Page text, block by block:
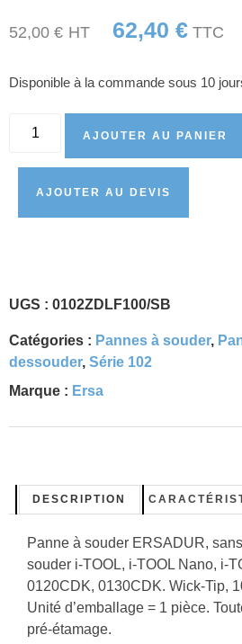
52,00 € HT 62,40 € TTC
Disponible à la commande sous 10
AJOUTER AU PANIER
AJOUTER AU DEVIS
UGS : 0102ZDLF100/SB
Catégories : Pannes à souder,
dessouder, Série 102
Marque : Ersa
DESCRIPTION
Panne à souder ERSADUR,
souder i-TOOL, i-TOOL Nano, i-
0120CDK, 0130CDK. Wick-Tip,
Unité d’emballage = 1 pièce.
pré-étamage.